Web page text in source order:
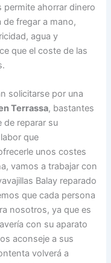
ahorrar dinero
fregar a mano,
agua y
que el coste de las
solicitarse por una
Terrassa, bastantes
de reparar su
que
unos costes
vamos a trabajar con
Balay reparado
que cada persona
nosotros, ya que es
con su aparato
aconseje a sus
volverá a